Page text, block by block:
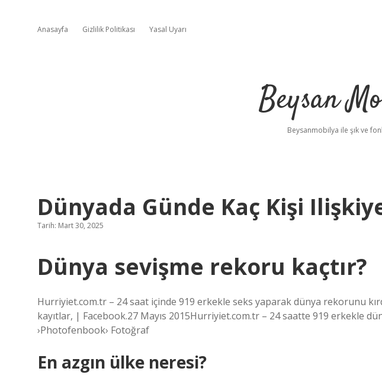
Anasayfa Gizlilik Politikası Yasal Uyarı
Beysan
Beysanmobilya ile şık ve
Dünyada Günde Kaç Kişi
Tarih: Mart 30, 2025
Dünya sevişme rekoru kaçtır?
Hurriyiet.com.tr – 24 saat içinde 919 erkekle seks yaparak dünya rekorunu
kayıtlar, | Facebook.27 Mayıs 2015Hurriyiet.com.tr – 24 saatte 919 erkekle
›Photofenbook› Fotoğraf
En azgın ülke neresi?